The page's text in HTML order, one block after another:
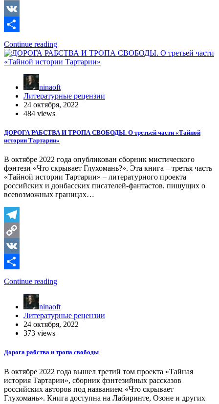
Copy
Link
VK
Отправить
Continue reading
ninaoft
Литературные рецензии
24 октября, 2022
484 views
ДОРОГА РАБСТВА И ТРОПА СВОБОДЫ. О третьей части «Тайной
истории Тартарии»
В октябре 2022 года опубликован сборник мистического
фэнтези «Что скрывает Глухомань?». Эта книга – третья часть
«Тайной истории Тартарии» – литературного проекта
российских и донбасских писателей-фантастов, пишущих о
всевозможных границах…
Telegram
Copy
Link
VK
Отправить
Continue reading
ninaoft
Литературные рецензии
24 октября, 2022
373 views
Дорога рабства и тропа свободы
В октябре 2022 года вышел третий том проекта «Тайная
история Тартарии», сборник фэнтезийных рассказов
российских авторов под названием «Что скрывает
Глухомань». Книга доступна на Лабиринте, Озоне и других